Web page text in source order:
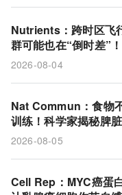
Nutrients：跨时区飞
群可能也在“倒时差”！
2026-08-04
Nat Commun：食物
训练！科学家揭秘脾
食密码
2026-08-05
Cell Rep：MYC癌蛋